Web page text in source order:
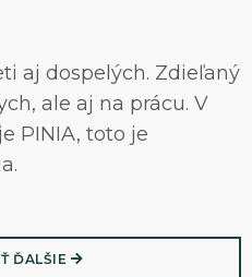
aj dospelých. Zdieľaný
ale aj na prácu. V
PINIA, toto je
ĎALŠIE